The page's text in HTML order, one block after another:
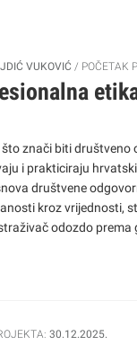
VUKOVIĆ POČETAK
znači biti društveno
i prakticiraju
društvene
kroz vrijednosti,
odozdo prema
30.12.2025.